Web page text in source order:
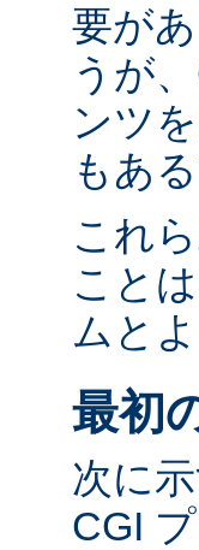
要が
うが
ンツ
もあ
これ
こと
ムと
最初
次に
CGI